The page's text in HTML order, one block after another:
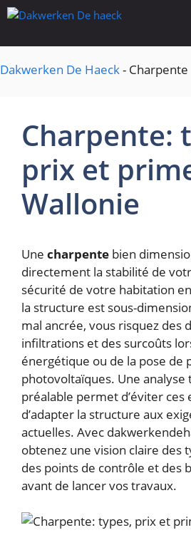
Aller
contenu
Dakwerken De Haeck- Charpente
Charpente:
prix et
Wallonie
Une charpente bien
directement la stabilité de
sécurité de votre habitation
la structure est sous-
mal ancrée, vous risquez des
infiltrations et des surcoûts
énergétique ou de la pose de
photovoltaïques. Une analyse
préalable permet d’éviter ces
d’adapter la structure aux
actuelles. Avec
obtenez une vision claire des
des points de contrôle et des
avant de lancer vos travaux.